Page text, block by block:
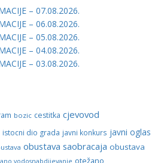
– 07.08.2026.
– 06.08.2026.
– 05.08.2026.
– 04.08.2026.
– 03.08.2026.
bozic cestitka cjevovod
istocni dio grada javni konkurs javni oglas
obustava saobracaja obustava
vodosnabdijevanje otežano